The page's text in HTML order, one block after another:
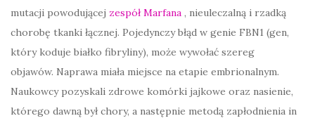
mutacji powodującej zespół Marfana , nieuleczalną i rzadką
chorobę tkanki łącznej. Pojedynczy błąd w genie FBN1 (gen,
który koduje białko fibryliny), może wywołać szereg
objawów. Naprawa miała miejsce na etapie embrionalnym.
Naukowcy pozyskali zdrowe komórki jajkowe oraz nasienie,
którego dawną był chory, a następnie metodą zapłodnienia in